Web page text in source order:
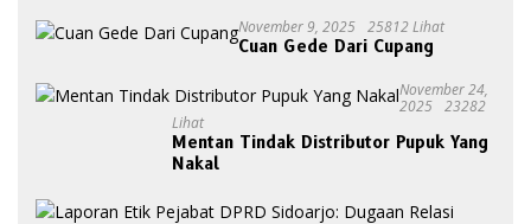
November 9, 2025 25812 Lihat
Cuan Gede Dari Cupang
November 24,
2025 23282
Lihat
Mentan Tindak Distributor Pupuk Yang
Nakal